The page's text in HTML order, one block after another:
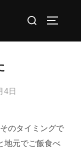
検
対
4日
のタイミングで
地元でご飯食べ